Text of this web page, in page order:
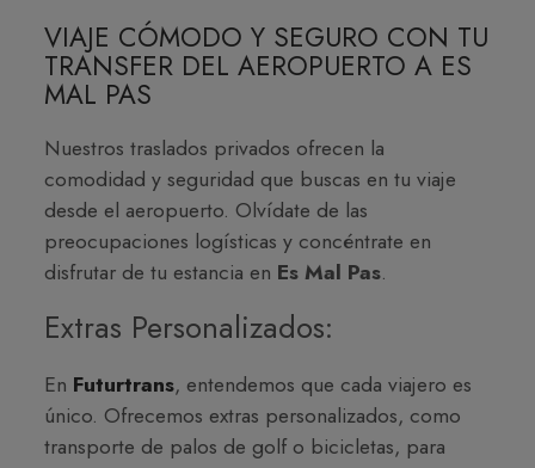
VIAJE CÓMODO Y SEGURO CON TU
TRANSFER DEL AEROPUERTO A ES
MAL PAS
Nuestros traslados privados ofrecen la
comodidad y seguridad que buscas en tu viaje
desde el aeropuerto. Olvídate de las
preocupaciones logísticas y concéntrate en
disfrutar de tu estancia en Es Mal Pas.
Extras Personalizados:
En Futurtrans, entendemos que cada viajero es
único. Ofrecemos extras personalizados, como
transporte de palos de golf o bicicletas, para